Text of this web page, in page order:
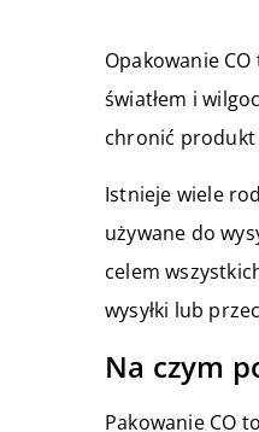
Opakowanie
światłem i
chronić produkt
Istnieje wiele
używane do
celem
wysyłki lub
Na czym
Pakowanie CO